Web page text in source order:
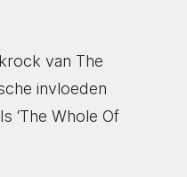
van The
invloeden
‘The Whole Of